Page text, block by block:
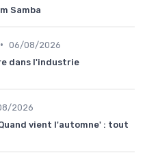
Samba
• 06/08/2026
dans l'industrie
2026
vient l'automne' : tout